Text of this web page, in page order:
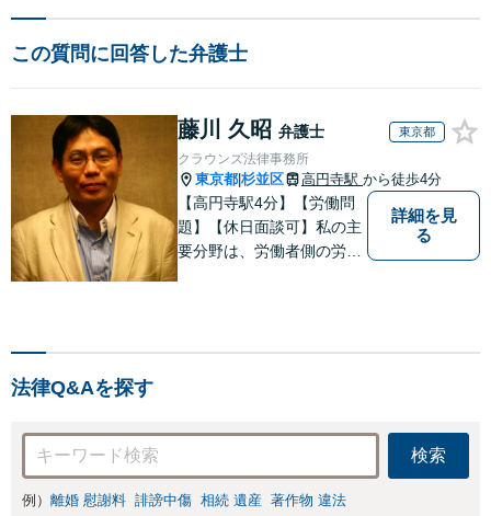
この質問に回答した弁護士
藤川 久昭 弁護士 東京都
クラウンズ法律事務所
東京都 杉並区 高円寺駅 から徒歩4分
【高円寺駅4分】【労働問
題】【休日面談可】私の主
要分野は、労働者側の労働
詳細を見
る
法律Q&Aを探す
検索
例） 離婚 慰謝料 誹謗中傷 相続 遺産 著作物 違法